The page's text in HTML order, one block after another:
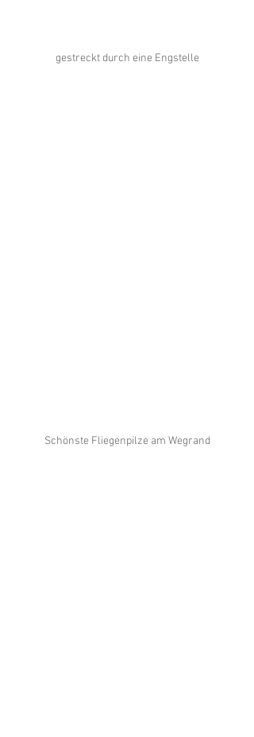
gestreckt durch eine Engstelle
Schönste Fliegenpilze am Wegrand